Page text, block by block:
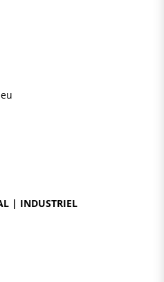
| INDUSTRIEL